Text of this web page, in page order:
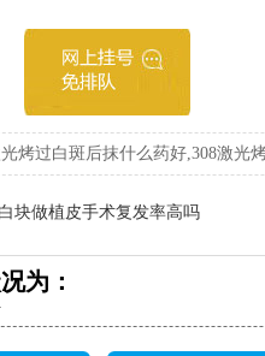
光烤过白斑后抹什么药好,308激光
块做植皮手术复发率高吗
为：